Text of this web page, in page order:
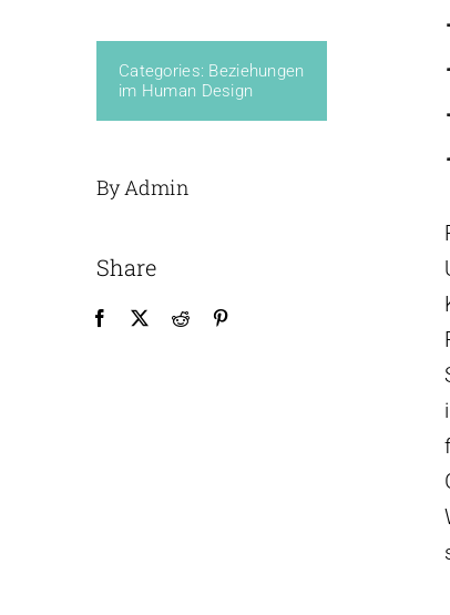
Categories: Beziehungen
im Human Design
By Admin
Share